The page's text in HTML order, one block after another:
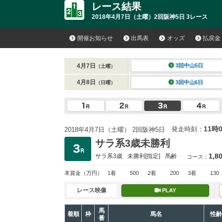
レース結果
2018年4月7日（土曜）2回阪神5日 3レース
開催お知らせ 出馬表 オッズ 払戻金
4月7日 （土曜） 3回中山5日
4月8日 （日曜） 3回中山6日
2018年4月7日（土曜） 2回阪神5日 発走時刻： 11時
サラ系3歳未勝利
サラ系3歳 未勝利[指定] 馬齢 コース：
本賞金 （万円） 1着 500 2着 200 3着 130
レース映像 PLAY
着順 枠
馬
番
馬名 性齢